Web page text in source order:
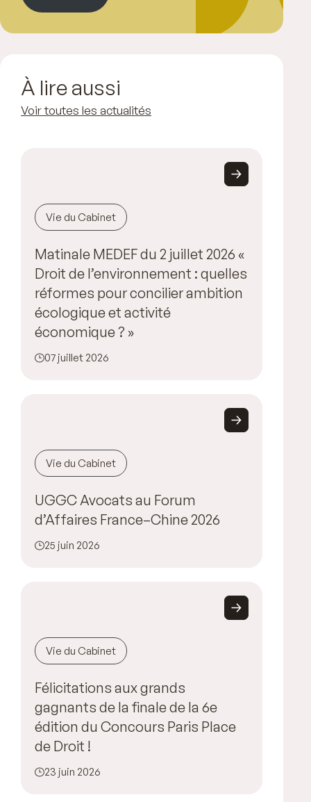
À lire aussi
Voir toutes les actualités
Vie du Cabinet
Matinale MEDEF du 2 juillet 2026 «
Droit de l’environnement : quelles
réformes pour concilier ambition
écologique et activité
économique ? »
07 juillet 2026
Vie du Cabinet
UGGC Avocats au Forum
d’Affaires France–Chine 2026
25 juin 2026
Vie du Cabinet
Félicitations aux grands
gagnants de la finale de la 6e
édition du Concours Paris Place
de Droit !
23 juin 2026